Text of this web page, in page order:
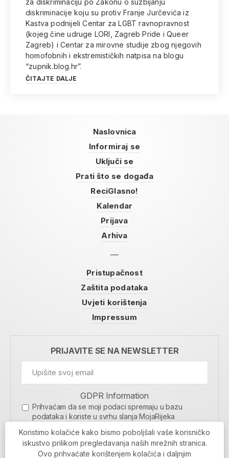
za diskriminaciju po Zakonu o suzbijanju
diskriminacije koju su protiv Franje Jurčevića iz
Kastva podnijeli Centar za LGBT ravnopravnost
(kojeg čine udruge LORI, Zagreb Pride i Queer
Zagreb) i Centar za mirovne studije zbog njegovih
homofobnih i ekstremističkih natpisa na blogu
“zupnik.blog.hr”.
ČITAJTE DALJE
Naslovnica
Informiraj se
Uključi se
Prati što se događa
ReciGlasno!
Kalendar
Prijava
Arhiva
Pristupačnost
Zaštita podataka
Uvjeti korištenja
Impressum
PRIJAVITE SE NA NEWSLETTER
GDPR Information
Prihvaćam da se moji podaci spremaju u bazu
podataka i koriste u svrhu slanja MojaRijeka
MOJARIJEKA NEWSLETTER
PRIJAVI SE
Koristimo kolačiće kako bismo poboljšali vaše korisničko
iskustvo prilikom pregledavanja naših mrežnih stranica.
Ovo prihvaćate korištenjem kolačića i daljnjim